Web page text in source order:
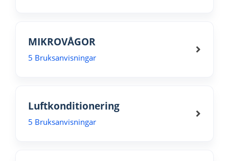
MIKROVÅGOR
5 Bruksanvisningar
Luftkonditionering
5 Bruksanvisningar